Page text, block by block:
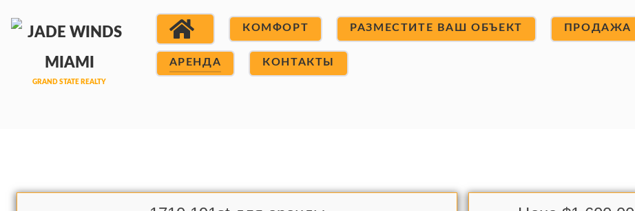
КОМФОРТ РАЗМЕСТИТЕ ВАШ ОБЪЕКТ ПРОДАЖА
АРЕНДА КОНТАКТЫ